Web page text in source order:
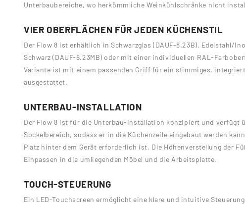
Unterbaubereiche, wo herkömmliche Weinkühlschränke nicht
VIER OBERFLÄCHEN FÜR JEDEN KÜCHENSTIL
Der Flow 8 ist erhältlich in Schwarzglas (DAUF-8.23B), Edelstahl/
Schwarz (DAUF-8.23MB) oder mit einer individuellen RAL-
Variante ist mit einem passenden Griff für ein stimmiges,
ausgestattet.
UNTERBAU-INSTALLATION
Der Flow 8 ist für die Unterbau-Installation konzipiert und verfügt
Sockelbereich, sodass er in die Küchenzeile eingebaut werden
Platz hinter dem Gerät erforderlich ist. Die Höhenverstellung der
Einpassen in die umliegenden Möbel und die Arbeitsplatte.
TOUCH-STEUERUNG
Ein LED-Touchscreen ermöglicht eine klare und intuitive